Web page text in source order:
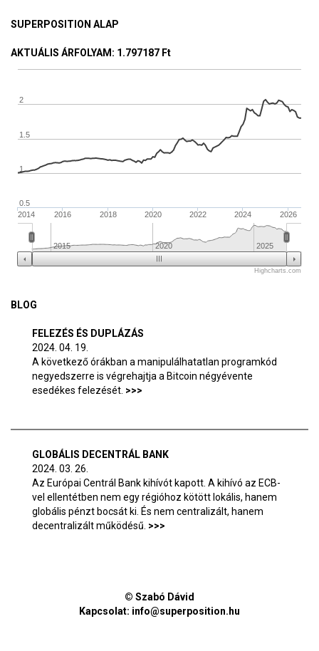
SUPERPOSITION ALAP
AKTUÁLIS ÁRFOLYAM : 1.797187 Ft
2016 2018 2020 2022 2024 2026
2014
2015 2020 2025
1
1.5
2
0.5
Highcharts.com
BLOG
FELEZÉS ÉS DUPLÁZÁS
2024. 04. 19.
A következő órákban a manipulálhatatlan programkód
negyedszerre is végrehajtja a Bitcoin négyévente
esedékes felezését.
GLOBÁLIS DECENTRÁL BANK
2024. 03. 26.
Az Európai Centrál Bank kihívót kapott. A kihívó az ECB-
vel ellentétben nem egy régióhoz kötött lokális, hanem
globális pénzt bocsát ki. És nem centralizált, hanem
decentralizált működésű.
© Szabó Dávid
Kapcsolat: info@superposition.hu